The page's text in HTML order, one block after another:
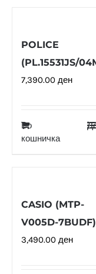
POLICE
(PL.15531JS/
7,390.00 ден
Во
кошничка
CASIO (MTP-
V005D-7BUDF)
3,490.00 ден